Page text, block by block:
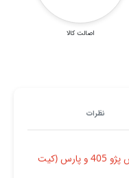
اصالت کالا
نظرات
خرید و قیمت دیسک و صفحه عظام پلاس پژو 405 و پارس (کیت